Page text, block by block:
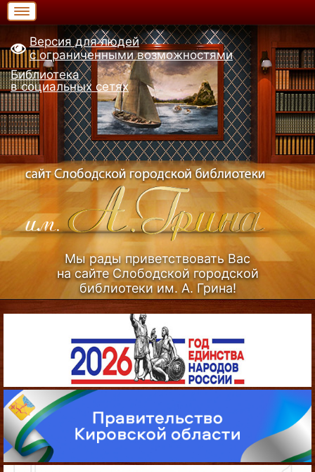
Версия для людей
с ограниченными возможностями
Библиотека
в социальных сетях
Мы рады приветствовать Вас
на сайте Слободской городской
библиотеки им. А. Грина!
Узнать больше (Из истории библиотеки)...